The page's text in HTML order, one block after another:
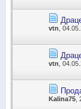
vtn ,
vtn ,
Kalina75,